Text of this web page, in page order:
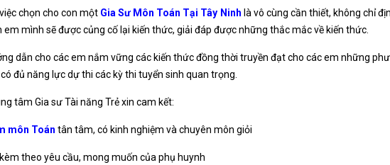
chọn cho con một Gia Sư Môn Toán Tại Tây Ninh là vô cùng cần thiết, không chỉ
mình sẽ được củng cố lại kiến thức, giải đáp được những thắc mắc về kiến thức.
dẫn cho các em nắm vững các kiến thức đồng thời truyền đạt cho các em những
đủ năng lực dự thi các kỳ thi tuyển sinh quan trọng.
tâm Gia sư Tài năng Trẻ xin cam kết:
môn Toán tân tâm, có kinh nghiệm và chuyên môn giỏi
theo yêu cầu, mong muốn của phụ huynh